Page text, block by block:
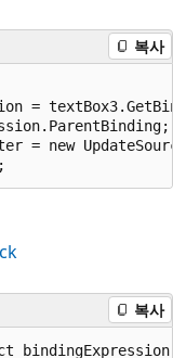
복사
=
= new
복사